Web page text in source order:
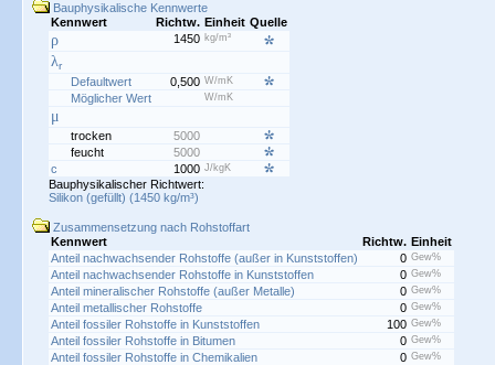
Bauphysikalische Kennwerte
Kennwert
Richtw. Einheit Quelle
ρ 1450 kg/m³
λr
Defaultwert 0,500 W/mK
Möglicher Wert W/mK
μ
trocken
5000
feucht
5000
c
1000 J/kgK
Bauphysikalischer Richtwert:
Silikon (gefüllt) (1450 kg/m³)
Zusammensetzung nach Rohstoffart
Kennwert
Richtw. Einheit
Anteil nachwachsender Rohstoffe (außer in Kunststoffen)
0 Gew%
Anteil nachwachsender Rohstoffe in Kunststoffen 0 Gew%
Anteil mineralischer Rohstoffe (außer Metalle) 0 Gew%
Anteil metallischer Rohstoffe 0 Gew%
Anteil fossiler Rohstoffe in Kunststoffen 100 Gew%
Anteil fossiler Rohstoffe in Bitumen 0 Gew%
Anteil fossiler Rohstoffe in Chemikalien 0 Gew%